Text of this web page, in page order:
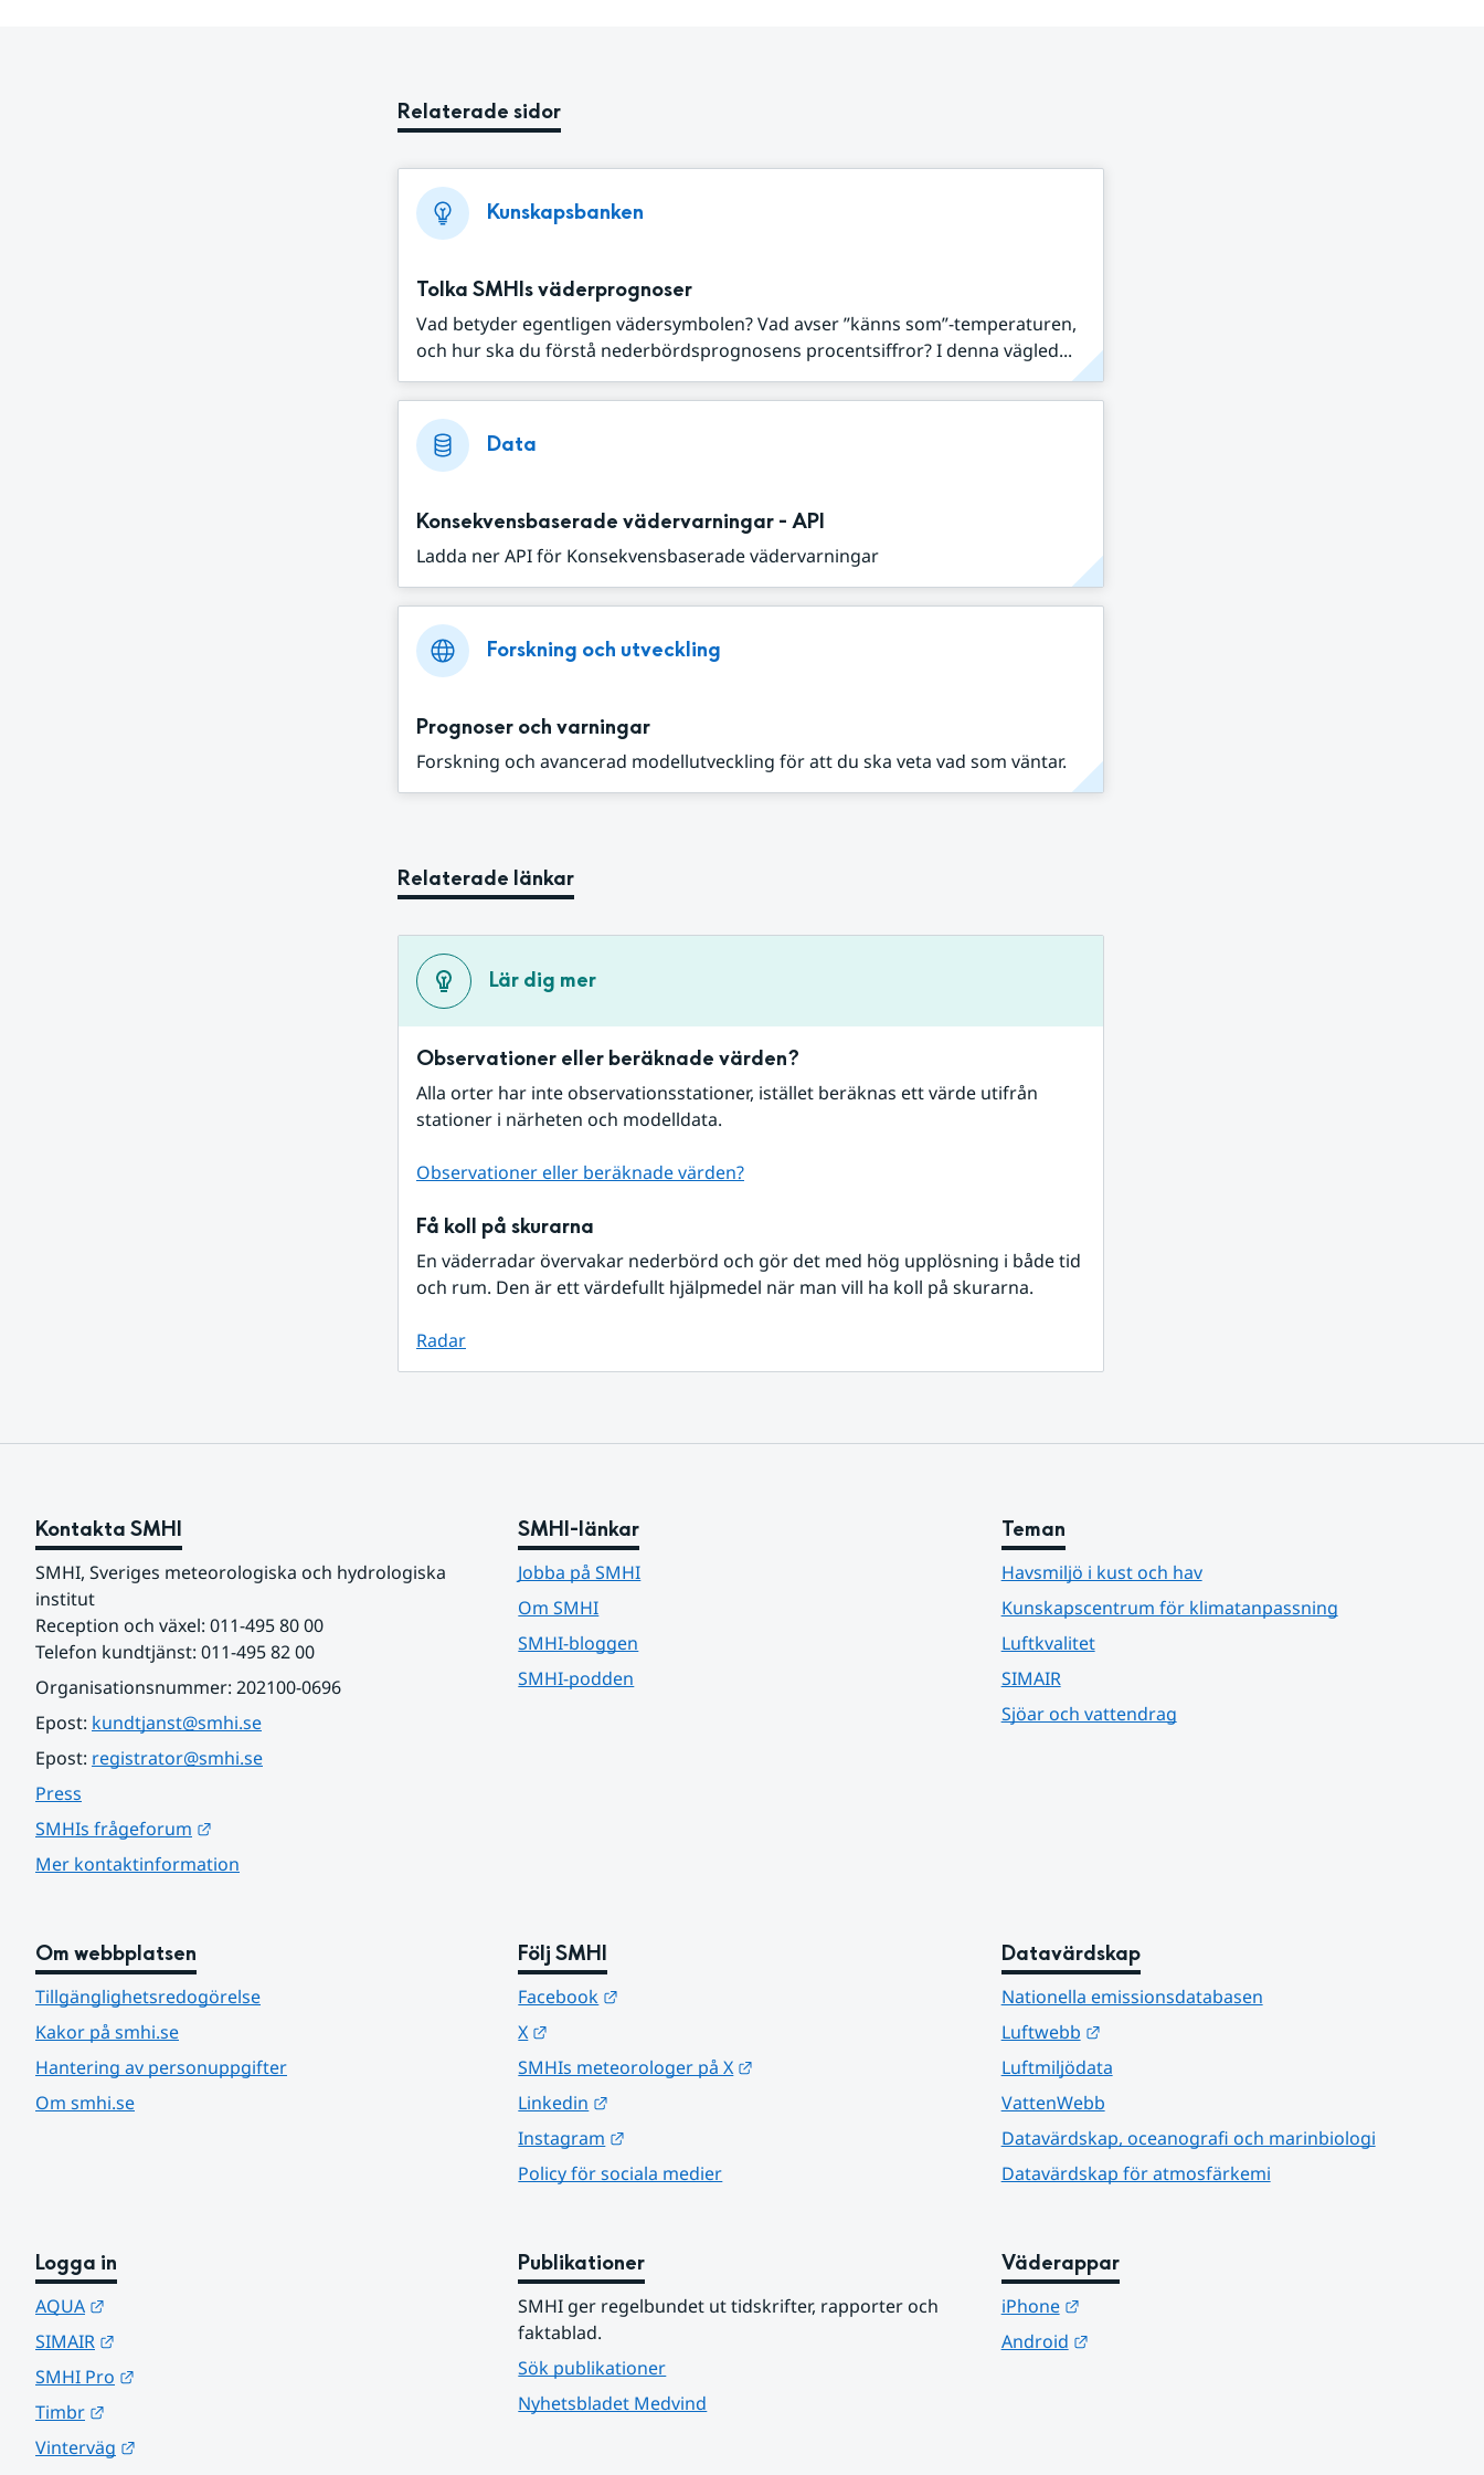
Relaterade sidor
Kunskapsbanken
Tolka SMHIs väderprognoser
Vad betyder egentligen vädersymbolen? Vad avser ”känns som”-temperaturen,
och hur ska du förstå nederbördsprognosens procentsiffror? I denna vägled...
Data
Konsekvensbaserade vädervarningar - API
Ladda ner API för Konsekvensbaserade vädervarningar
Forskning och utveckling
Prognoser och varningar
Forskning och avancerad modellutveckling för att du ska veta vad som väntar.
Relaterade länkar
Lär dig mer
Observationer eller beräknade värden?
Alla orter har inte observationsstationer, istället beräknas ett värde utifrån
stationer i närheten och modelldata.
Observationer eller beräknade värden?
Få koll på skurarna
En väderradar övervakar nederbörd och gör det med hög upplösning i både tid
och rum. Den är ett värdefullt hjälpmedel när man vill ha koll på skurarna.
Radar
Kontakta SMHI
SMHI, Sveriges meteorologiska och hydrologiska
institut
Reception och växel: 011-495 80 00
Telefon kundtjänst: 011-495 82 00
Organisationsnummer: 202100-0696
Epost: kundtjanst@smhi.se
Epost: registrator@smhi.se
Press
SMHIs frågeforum
Mer kontaktinformation
SMHI-länkar
Jobba på SMHI
Om SMHI
SMHI-bloggen
SMHI-podden
Teman
Havsmiljö i kust och hav
Kunskapscentrum för klimatanpassning
Luftkvalitet
SIMAIR
Sjöar och vattendrag
Om webbplatsen
Tillgänglighetsredogörelse
Kakor på smhi.se
Hantering av personuppgifter
Om smhi.se
Följ SMHI
Facebook
X
SMHIs meteorologer på X
Linkedin
Instagram
Policy för sociala medier
Datavärdskap
Nationella emissionsdatabasen
Luftwebb
Länk till annan webbplats.
Luftmiljödata
VattenWebb
Datavärdskap, oceanografi och marinbiologi
Datavärdskap för atmosfärkemi
Logga in
AQUA
SIMAIR
SMHI Pro
Timbr
Vinterväg
Publikationer
SMHI ger regelbundet ut tidskrifter, rapporter och
faktablad.
Sök publikationer
Nyhetsbladet Medvind
Väderappar
iPhone
Länk till annan webbplats.
Android
Länk till annan webbplats.